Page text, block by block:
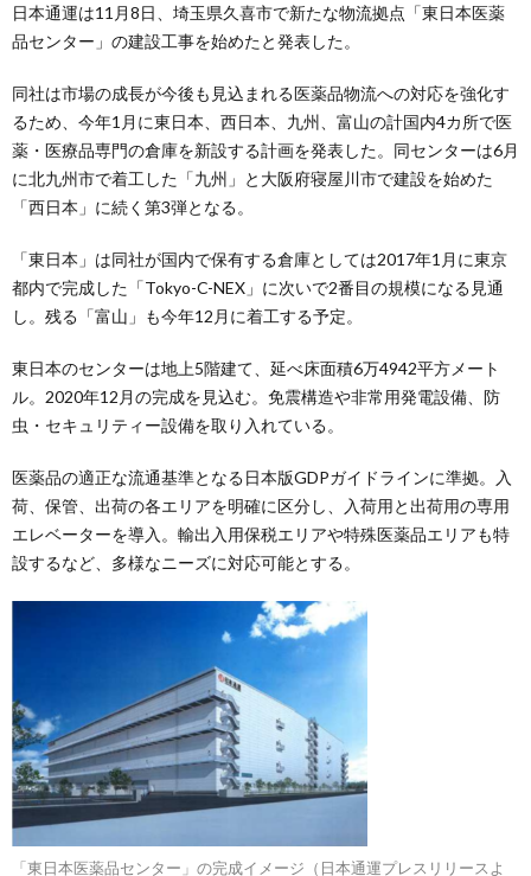
日本通運は11月8日、埼玉県久喜市で新たな物流拠点「東日本医薬
品センター」の建設工事を始めたと発表した。
同社は市場の成長が今後も見込まれる医薬品物流への対応を強化す
るため、今年1月に東日本、西日本、九州、富山の計国内4カ所で医
薬・医療品専門の倉庫を新設する計画を発表した。同センターは6月
に北九州市で着工した「九州」と大阪府寝屋川市で建設を始めた
「西日本」に続く第3弾となる。
「東日本」は同社が国内で保有する倉庫としては2017年1月に東京
都内で完成した「Tokyo-C-NEX」に次いで2番目の規模になる見通
し。残る「富山」も今年12月に着工する予定。
東日本のセンターは地上5階建て、延べ床面積6万4942平方メート
ル。2020年12月の完成を見込む。免震構造や非常用発電設備、防
虫・セキュリティー設備を取り入れている。
医薬品の適正な流通基準となる日本版GDPガイドラインに準拠。入
荷、保管、出荷の各エリアを明確に区分し、入荷用と出荷用の専用
エレベーターを導入。輸出入用保税エリアや特殊医薬品エリアも特
設するなど、多様なニーズに対応可能とする。
「東日本医薬品センター」の完成イメージ（日本通運プレスリリースよ